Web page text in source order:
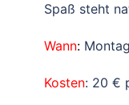
Spaß steht
Wann:
Kosten: 20 €